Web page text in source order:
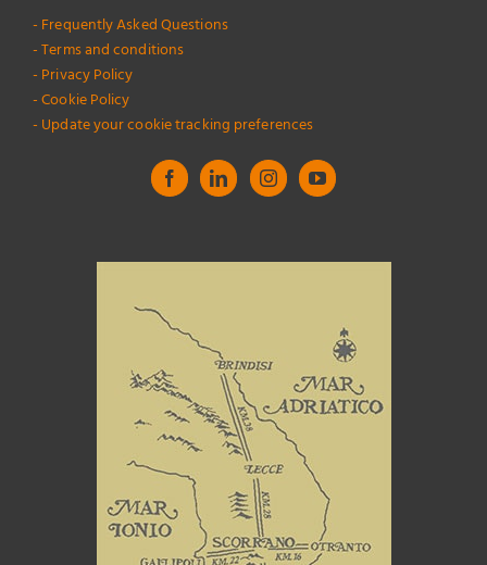
- Frequently Asked Questions
- Terms and conditions
- Privacy Policy
- Cookie Policy
- Update your cookie tracking preferences